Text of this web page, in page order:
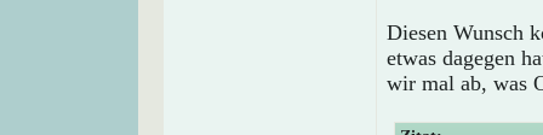
Diesen Wunsch
etwas dagegen
wir mal ab, was